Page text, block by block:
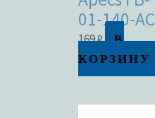
01-140-AC
169₽
В
КОРЗИНУ